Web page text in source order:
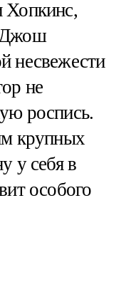
Хопкинс,
Джош
несвежести
не
роспись.
крупных
у себя в
особого